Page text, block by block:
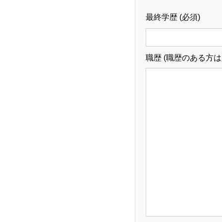
最終学歴 (必須)
職歴 (職歴のある方